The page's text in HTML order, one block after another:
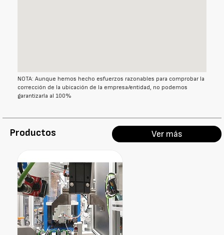
NOTA: Aunque hemos hecho esfuerzos razonables para comprobar la
corrección de la ubicación de la empresa/entidad, no podemos
garantizarla al 100%
Productos Ver más